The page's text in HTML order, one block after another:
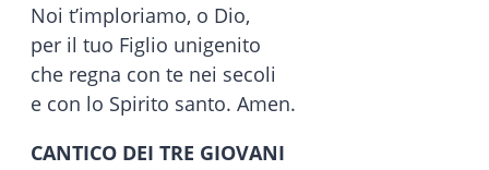
Noi t’imploriamo, o Dio,
per il tuo Figlio unigenito
che regna con te nei secoli
e con lo Spirito santo. Amen.
CANTICO DEI TRE GIOVANI